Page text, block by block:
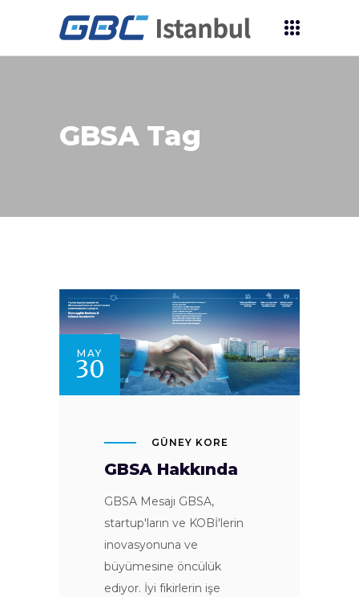
GBSA Tag
MAY
30
GÜNEY KORE
GBSA Hakkında
GBSA Mesajı GBSA,
startup'ların ve KOBİ'lerin
inovasyonuna ve
büyümesine öncülük
ediyor. İyi fikirlerin işe